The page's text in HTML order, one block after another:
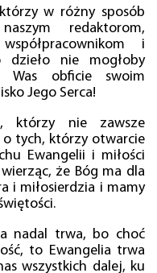
w różny sposób
redaktorom,
i
dzieło nie mogłoby
Was obficie swoim
Jego Serca!
którzy nie zawsze
o tych, którzy otwarcie
Ewangelii i miłości
że Bóg ma dla
i miłosierdzia i mamy
nadal trwa, bo choć
to Ewangelia trwa
wszystkich dalej, ku